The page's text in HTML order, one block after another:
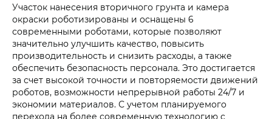
Участок нанесения вторичного грунта и камера
окраски роботизированы и оснащены 6
современными роботами, которые позволяют
значительно улучшить качество, повысить
производительность и снизить расходы, а также
обеспечить безопасность персонала. Это достигается
за счет высокой точности и повторяемости движений
роботов, возможности непрерывной работы 24/7 и
экономии материалов. С учетом планируемого
перехода на более современную технологию с